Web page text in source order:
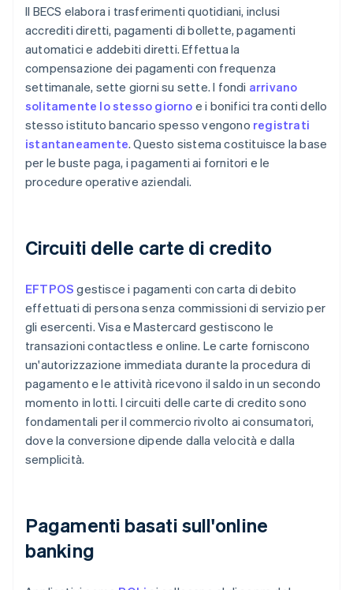
Il BECS elabora i trasferimenti quotidiani, inclusi
accrediti diretti, pagamenti di bollette, pagamenti
automatici e addebiti diretti. Effettua la
compensazione dei pagamenti con frequenza
settimanale, sette giorni su sette. I fondi arrivano
solitamente lo stesso giorno e i bonifici tra conti dello
stesso istituto bancario spesso vengono registrati
istantaneamente. Questo sistema costituisce la base
per le buste paga, i pagamenti ai fornitori e le
procedure operative aziendali.
Circuiti delle carte di credito
EFTPOS gestisce i pagamenti con carta di debito
effettuati di persona senza commissioni di servizio per
gli esercenti. Visa e Mastercard gestiscono le
transazioni contactless e online. Le carte forniscono
un'autorizzazione immediata durante la procedura di
pagamento e le attività ricevono il saldo in un secondo
momento in lotti. I circuiti delle carte di credito sono
fondamentali per il commercio rivolto ai consumatori,
dove la conversione dipende dalla velocità e dalla
semplicità.
Pagamenti basati sull'online
banking